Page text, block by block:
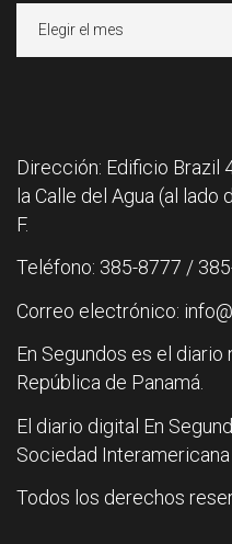
Dirección: Edificio Brazil
la Calle del Agua (al lado
F.
Teléfono: 385-8777 /
Correo electrónico:
En Segundos es el
República de Panamá.
El diario digital En
Sociedad Interamericana
Todos los derechos